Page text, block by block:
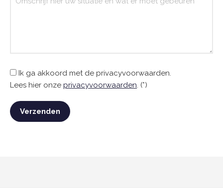
Ik ga akkoord met de privacyvoorwaarden.
Lees hier onze privacyvoorwaarden. (*)